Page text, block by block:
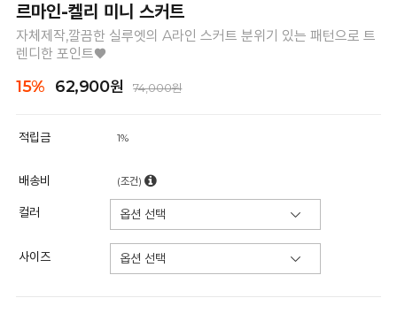
르마인-켈리 미니 스커트
자체제작,깔끔한 실루엣의 A라인 스커트 분위기 있는 패턴으로 트
렌디한 포인트♥
15% 62,900원 74,000원
적립금 1%
배송비 (조건)
컬러
사이즈